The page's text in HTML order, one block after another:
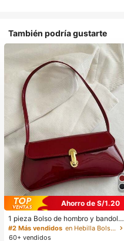
También podría gustarte
Ahorro de S/1.20
1 pieza Bolso de hombro y bandoler
a de cuero sintético aceitado retro
para mujer, adecuado para citas, sa
#2 Más vendidos
en Hebilla Bolsos De Hombro De Mujer
60+ vendidos